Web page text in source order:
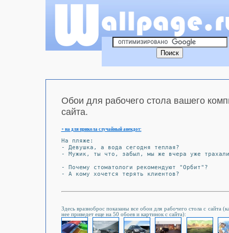
Обои для рабочего стола вашего
сайта.
+ на для прикола случайный анекдот:
Hа пляже:
- Девушка, а вода сегодня теплая?
- Мужик, ты что, забыл, мы же вчера уже
- Почему стоматологи рекомендуют "Орбит"?
Здесь вразноброс показаны все обои для рабочего стола с сайта
нее приведет еще на 50 обоев и картинок с сайта):